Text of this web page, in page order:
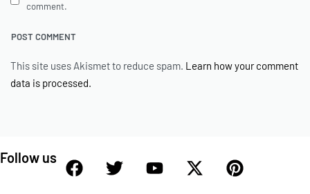
comment.
This site uses Akismet to reduce spam. Learn how your comment
data is processed.
Follow us